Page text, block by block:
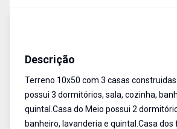
Descrição
Terreno 10x50 com 3 casas
possui 3 dormitórios, sala, cozinha,
quintal.Casa do Meio possui 2
banheiro, lavanderia e quintal.Casa dos